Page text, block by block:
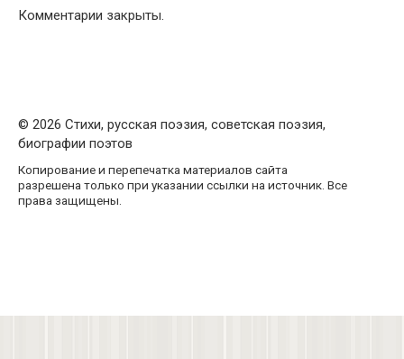
Комментарии закрыты.
© 2026 Стихи, русская поэзия, советская поэзия,
биографии поэтов
Копирование и перепечатка материалов сайта
разрешена только при указании ссылки на источник. Все
права защищены.